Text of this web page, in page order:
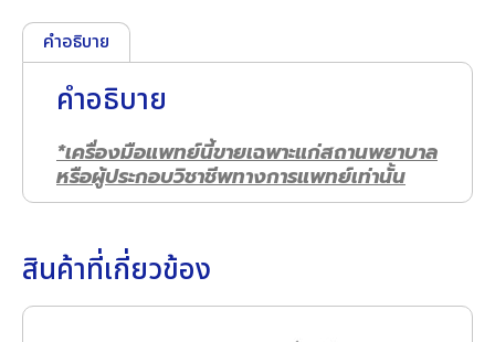
คำอธิบาย
คำอธิบาย
*เครื่องมือแพทย์นี้ขายเฉพาะแก่สถานพยาบาล
หรือผู้ประกอบวิชาชีพทางการแพทย์เท่านั้น
สินค้าที่เกี่ยวข้อง